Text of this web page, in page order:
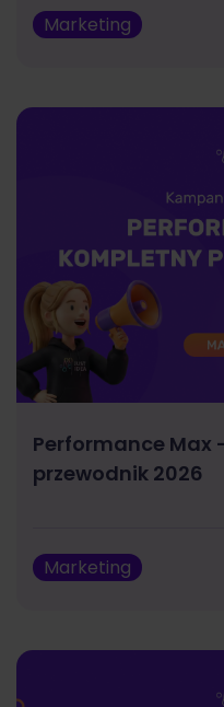
Marketing
Performance Max
przewodnik 2026
Marketing